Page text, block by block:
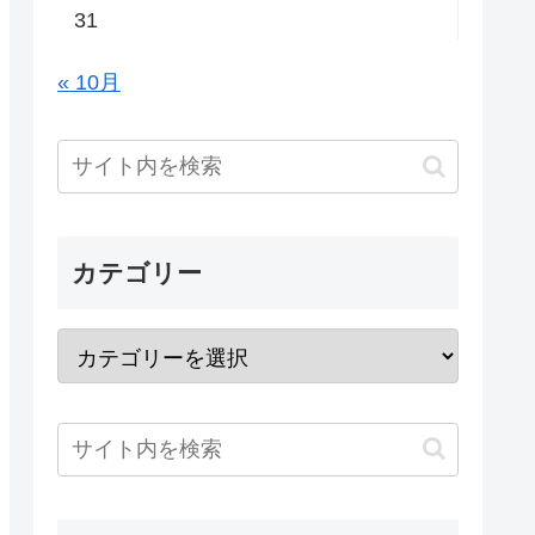
31
« 10月
カテゴリー